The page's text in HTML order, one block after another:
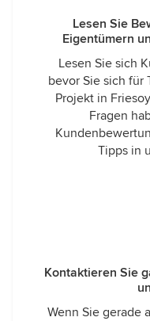
Lesen Sie
Eigentümern
Lesen Sie sich
bevor Sie sich für
Projekt in
Fragen
Tipps in
Kontaktieren Sie
Wenn Sie gerade